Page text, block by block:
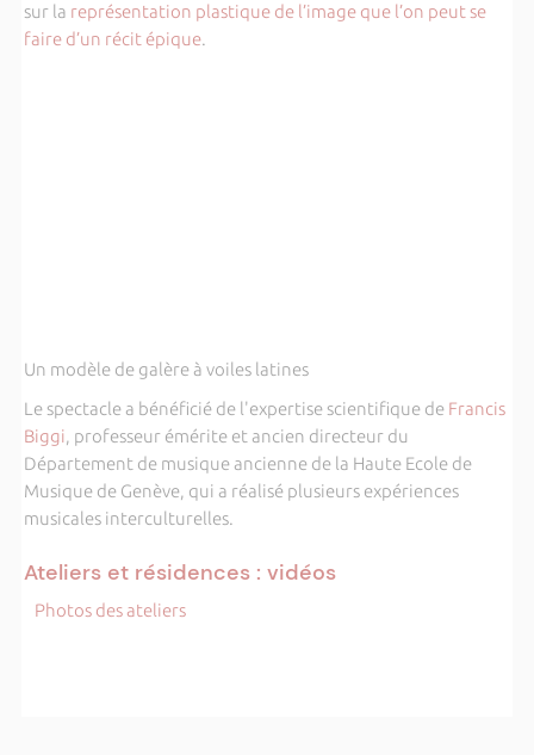
sur la représentation plastique de l’image que l’on peut se
faire d’un récit épique.
Un modèle de galère à voiles latines
Le spectacle a bénéficié de l'expertise scientifique de Francis
Biggi, professeur émérite et ancien directeur du
Département de musique ancienne de la Haute Ecole de
Musique de Genève, qui a réalisé plusieurs expériences
musicales interculturelles.
Ateliers et résidences : vidéos
Photos des ateliers